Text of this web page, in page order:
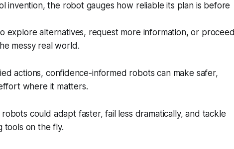
invention, the robot gauges how reliable its plan is before
explore alternatives, request more information, or proceed
messy real world.
actions, confidence-informed robots can make safer,
where it matters.
could adapt faster, fail less dramatically, and tackle
tools on the fly.